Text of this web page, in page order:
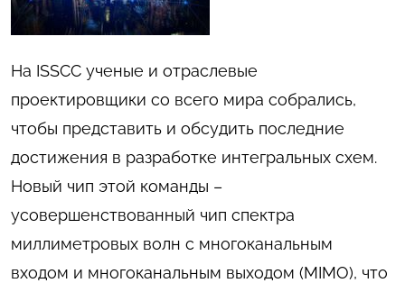
На ISSCC ученые и отраслевые
проектировщики со всего мира собрались,
чтобы представить и обсудить последние
достижения в разработке интегральных схем.
Новый чип этой команды –
усовершенствованный чип спектра
миллиметровых волн с многоканальным
входом и многоканальным выходом (MIMO), что